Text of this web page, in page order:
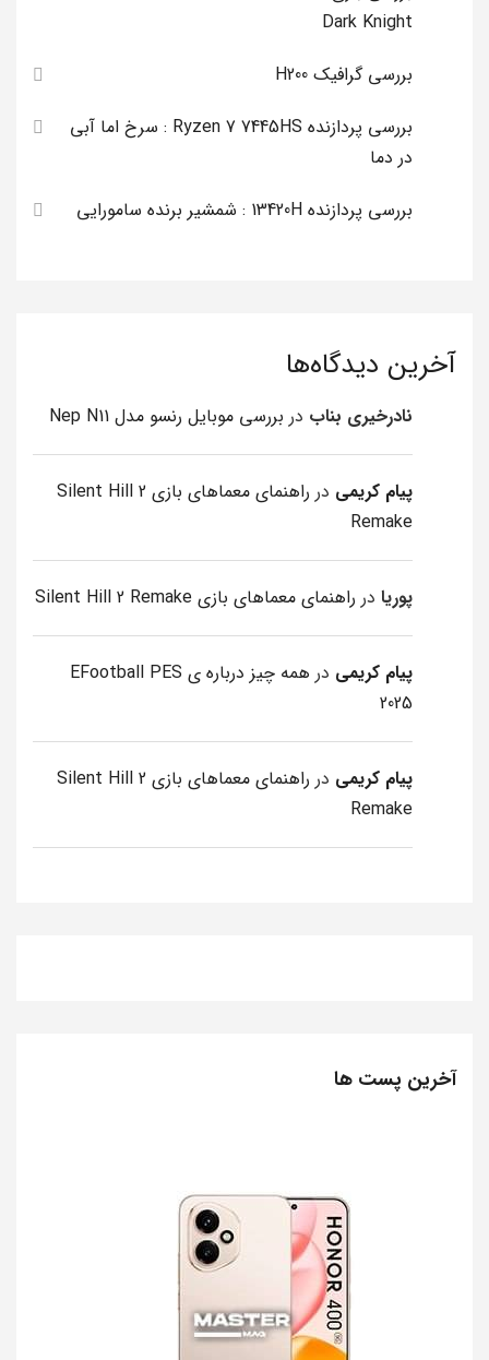
Dark Knight
بررسی گرافیک H200
بررسی پردازنده Ryzen 7 7445HS : سرخ اما آبی
در دما
بررسی پردازنده 13420H : شمشیر برنده سامورایی
آخرین دیدگاه‌ها
نادرخیری بناب در بررسی موبایل رنسو مدل Nep N11
پیام کریمی در
راهنمای معماهای بازی Silent Hill 2
Remake
پوریا در راهنمای معماهای بازی Silent Hill 2 Remake
پیام کریمی در
همه چیز درباره ی EFootball PES
2025
پیام کریمی در
راهنمای معماهای بازی Silent Hill 2
Remake
آخرین پست ها